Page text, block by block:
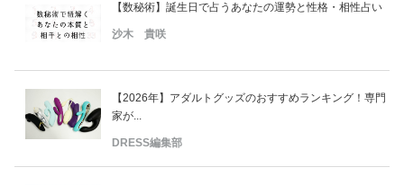
【数秘術】誕生日で占うあなたの運勢と性格・相性占い
沙木 貴咲
【2026年】アダルトグッズのおすすめランキング！専門
家が...
DRESS編集部